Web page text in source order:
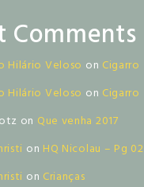
Comments
Hilário Veloso on Cigarro
Hilário Veloso on Cigarro
on Que venha 2017
on HQ Nicolau – Pg 02
on Crianças